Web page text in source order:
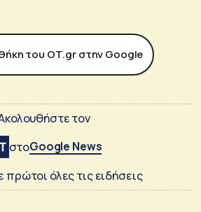
του ΟΤ.gr στην Google
τον
στοGoogle News
πρώτοι όλες τις ειδήσεις